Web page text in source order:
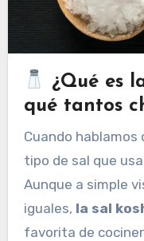
¿Qué es
qué tantos
Cuando hablamos de cocinar con precisión, el
tipo de sal que
Aunque a simple
iguales, la sal
favorita de